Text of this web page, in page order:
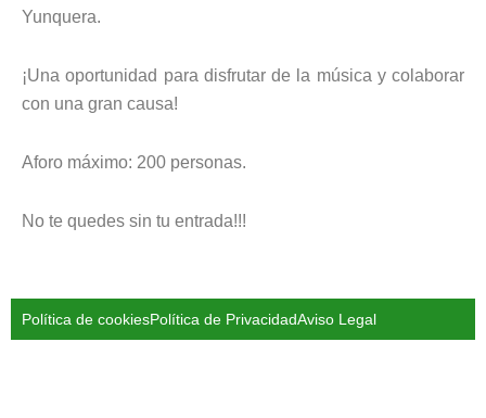
Yunquera.
¡Una oportunidad para disfrutar de la música y colaborar
con una gran causa!
Aforo máximo: 200 personas.
No te quedes sin tu entrada!!!
Política de cookiesPolítica de PrivacidadAviso Legal